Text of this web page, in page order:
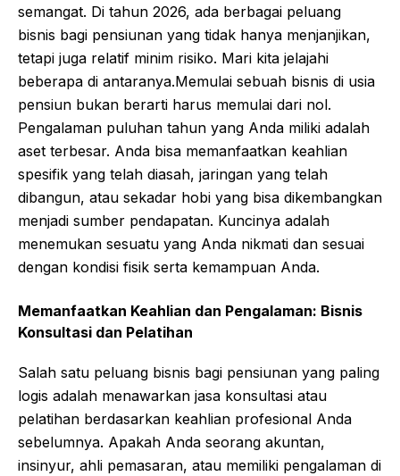
semangat. Di tahun 2026, ada berbagai peluang
bisnis bagi pensiunan yang tidak hanya menjanjikan,
tetapi juga relatif minim risiko. Mari kita jelajahi
beberapa di antaranya.Memulai sebuah bisnis di usia
pensiun bukan berarti harus memulai dari nol.
Pengalaman puluhan tahun yang Anda miliki adalah
aset terbesar. Anda bisa memanfaatkan keahlian
spesifik yang telah diasah, jaringan yang telah
dibangun, atau sekadar hobi yang bisa dikembangkan
menjadi sumber pendapatan. Kuncinya adalah
menemukan sesuatu yang Anda nikmati dan sesuai
dengan kondisi fisik serta kemampuan Anda.
Memanfaatkan Keahlian dan Pengalaman: Bisnis
Konsultasi dan Pelatihan
Salah satu peluang bisnis bagi pensiunan yang paling
logis adalah menawarkan jasa konsultasi atau
pelatihan berdasarkan keahlian profesional Anda
sebelumnya. Apakah Anda seorang akuntan,
insinyur, ahli pemasaran, atau memiliki pengalaman di